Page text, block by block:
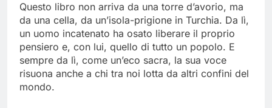
Questo libro non arriva da una torre d’avorio, ma
da una cella, da un’isola-prigione in Turchia. Da lì,
un uomo incatenato ha osato liberare il proprio
pensiero e, con lui, quello di tutto un popolo. E
sempre da lì, come un’eco sacra, la sua voce
risuona anche a chi tra noi lotta da altri confini del
mondo.